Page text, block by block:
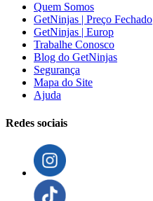
Quem Somos
GetNinjas | Preço Fechado
GetNinjas | Europ
Trabalhe Conosco
Blog do GetNinjas
Segurança
Mapa do Site
Ajuda
Redes sociais